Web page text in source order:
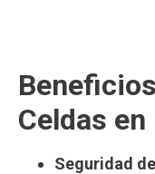
Celdas en
Seguridad